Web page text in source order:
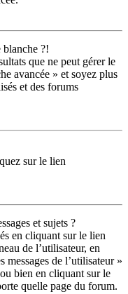
blanche ?!
que ne peut gérer le
avancée » et soyez plus
et des forums
sur le lien
et sujets ?
en cliquant sur le lien
de l’utilisateur, en
de l’utilisateur »
bien en cliquant sur le
quelle page du forum.